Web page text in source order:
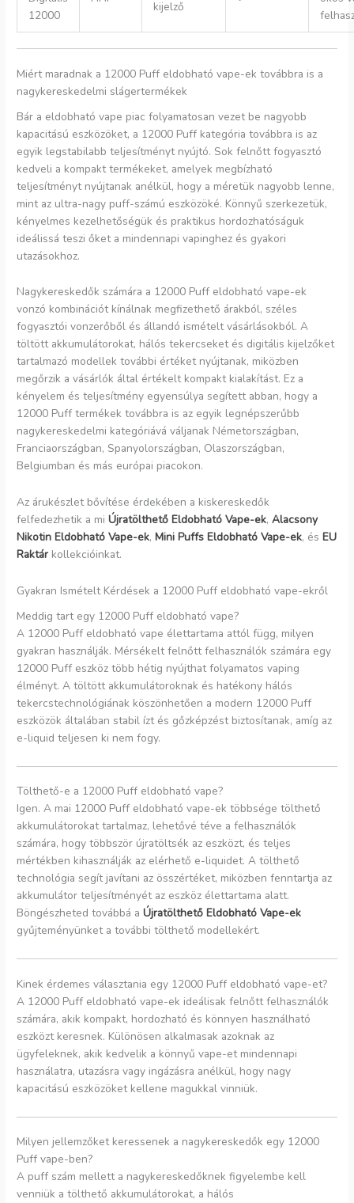
12000
kijelző
Miért maradnak a 12000 Puff eldobható vape-ek továbbra is a
nagykereskedelmi slágertermékek
Bár a eldobható vape piac folyamatosan vezet be nagyobb
kapacitású eszközöket, a 12000 Puff kategória továbbra is az
egyik legstabilabb teljesítményt nyújtó. Sok felnőtt fogyasztó
kedveli a kompakt termékeket, amelyek megbízható
teljesítményt nyújtanak anélkül, hogy a méretük nagyobb lenne,
mint az ultra-nagy puff-számú eszközöké. Könnyű szerkezetük,
kényelmes kezelhetőségük és praktikus hordozhatóságuk
ideálissá teszi őket a mindennapi vapinghez és gyakori
utazásokhoz.
Nagykereskedők számára a 12000 Puff eldobható vape-ek
vonzó kombinációt kínálnak megfizethető árakból, széles
fogyasztói vonzerőből és állandó ismételt vásárlásokból. A
töltött akkumulátorokat, hálós tekercseket és digitális kijelzőket
tartalmazó modellek további értéket nyújtanak, miközben
megőrzik a vásárlók által értékelt kompakt kialakítást. Ez a
kényelem és teljesítmény egyensúlya segített abban, hogy a
12000 Puff termékek továbbra is az egyik legnépszerűbb
nagykereskedelmi kategóriává váljanak Németországban,
Franciaországban, Spanyolországban, Olaszországban,
Belgiumban és más európai piacokon.
Az árukészlet bővítése érdekében a kiskereskedők
felfedezhetik a miÚjratölthető Eldobható Vape-ek,Alacsony
Nikotin Eldobható Vape-ek,Mini Puffs Eldobható Vape-ek, ésEU
Raktár kollekcióinkat.
Gyakran Ismételt Kérdések a 12000 Puff eldobható vape-ekről
Meddig tart egy 12000 Puff eldobható vape?
A 12000 Puff eldobható vape élettartama attól függ, milyen
gyakran használják. Mérsékelt felnőtt felhasználók számára egy
12000 Puff eszköz több hétig nyújthat folyamatos vaping
élményt. A töltött akkumulátoroknak és hatékony hálós
tekercstechnológiának köszönhetően a modern 12000 Puff
eszközök általában stabil ízt és gőzképzést biztosítanak, amíg az
e-liquid teljesen ki nem fogy.
Tölthető-e a 12000 Puff eldobható vape?
Igen. A mai 12000 Puff eldobható vape-ek többsége tölthető
akkumulátorokat tartalmaz, lehetővé téve a felhasználók
számára, hogy többször újratöltsék az eszközt, és teljes
mértékben kihasználják az elérhető e-liquidet. A tölthető
technológia segít javítani az összértéket, miközben fenntartja az
akkumulátor teljesítményét az eszköz élettartama alatt.
Böngészheted továbbá aÚjratölthető Eldobható Vape-ek
gyűjteményünket a további tölthető modellekért.
Kinek érdemes választania egy 12000 Puff eldobható vape-et?
A 12000 Puff eldobható vape-ek ideálisak felnőtt felhasználók
számára, akik kompakt, hordozható és könnyen használható
eszközt keresnek. Különösen alkalmasak azoknak az
ügyfeleknek, akik kedvelik a könnyű vape-et mindennapi
használatra, utazásra vagy ingázásra anélkül, hogy nagy
kapacitású eszközöket kellene magukkal vinniük.
Milyen jellemzőket keressenek a nagykereskedők egy 12000
Puff vape-ben?
A puff szám mellett a nagykereskedőknek figyelembe kell
venniük a tölthető akkumulátorokat, a hálós